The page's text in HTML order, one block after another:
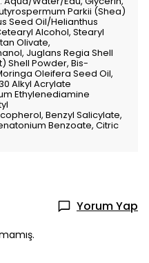
Parkii (Shea)
Seed Oil/Helianthus
Alcohol, Stearyl
Olivate,
Juglans Regia Shell
Shell Powder, Bis-
Oleifera Seed Oil,
Alkyl Acrylate
Ethylenediamine
Benzyl Salicylate,
Benzoate, Citric
Yorum Yap